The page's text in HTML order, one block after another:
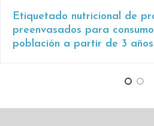
Etiquetado nutricional de
preenvasados para
población a partir de 3